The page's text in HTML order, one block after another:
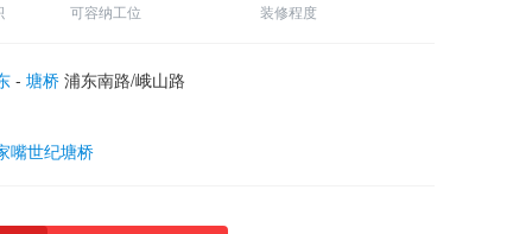
可容纳工位 装修程度
- 塘桥 浦东南路/峨山路
嘴世纪塘桥